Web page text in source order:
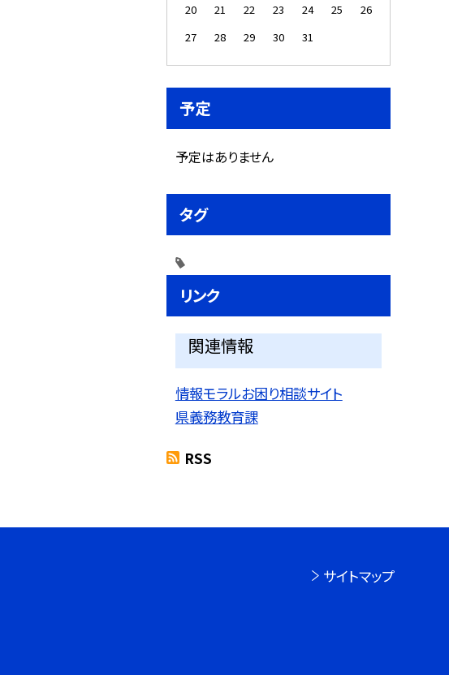
20
21 22 23 24 25
26
27
28 29 30 31
予定
予定はありません
タグ
リンク
関連情報
情報モラルお困り相談サイト
県義務教育課
RSS
サイトマップ